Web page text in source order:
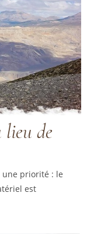
lieu de
une priorité : le
est